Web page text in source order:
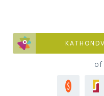
in functie
of